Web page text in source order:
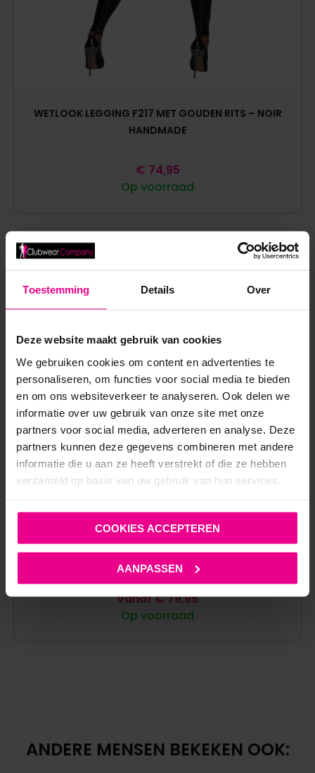
Toestemming Details Over
Deze website maakt gebruik van cookies
We gebruiken cookies om content en advertenties te
personaliseren, om functies voor social media te bieden
en om ons websiteverkeer te analyseren. Ook delen we
informatie over uw gebruik van onze site met onze
partners voor social media, adverteren en analyse. Deze
partners kunnen deze gegevens combineren met andere
informatie die u aan ze heeft verstrekt of die ze hebben
verzameld op basis van uw gebruik van hun services.
COOKIES ACCEPTEREN
AANPASSEN
WETLOOK LEGGING F217 MET GOUDEN RITS – NOIR
HANDMADE
Op voorraad
€ 74,95
RODE WETLOOK CATSUIT F353 ORGIA – NOIR
Op voorraad
Vanaf€79,95
ANDERE MENSEN BEKEKEN OOK: